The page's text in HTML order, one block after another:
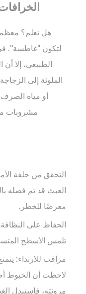
11.5
هل
تقدمون
ألوانًا
وعلامات
تجارية
هل تعلم؟
لتكون "غاطسة".
الطبيعي، إلا
الملوثة إلى
أو مياه
مشروبات
التحقق من حلقة
العبث قد تم فصله
معرضًا للخطر.
الحفاظ على
تلمس الأسطح
مراقب للارتداء:
لاحظت أن الخيوط
مرونته، فاستبدل